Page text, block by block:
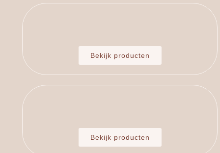
Bekijk producten
Bekijk producten